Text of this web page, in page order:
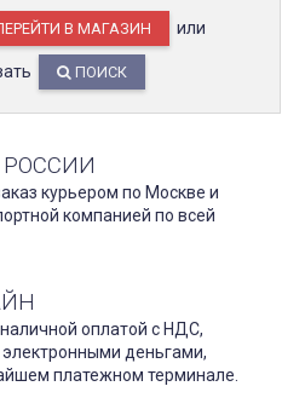
В МАГАЗИН или
ПОИСК
курьером по Москве и
компанией по всей
оплатой с НДС,
электронными деньгами,
платежном терминале.